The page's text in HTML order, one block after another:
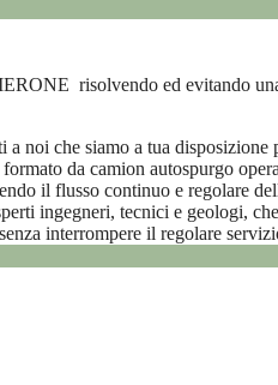
risolvendo ed evitando
noi che siamo a tua
da camion autospurgo
il flusso continuo e regolare
ingegneri, tecnici e geologi,
interrompere il regolare